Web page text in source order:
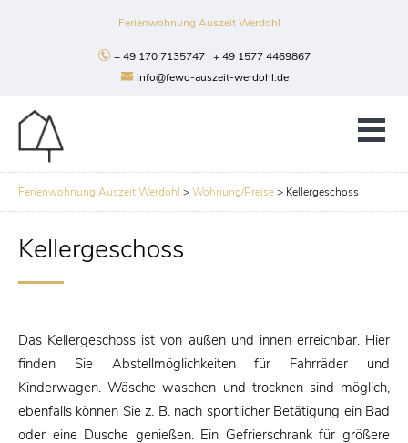
Ferienwohnung Auszeit Werdohl
+ 49 170 7135747 | + 49 1577 4469867
info@fewo-auszeit-werdohl.de
Ferienwohnung Auszeit Werdohl >Wohnung/Preise> Kellergeschoss
Kellergeschoss
Das Kellergeschoss ist von außen und innen erreichbar. Hier
finden Sie Abstellmöglichkeiten für Fahrräder und
Kinderwagen. Wäsche waschen und trocknen sind möglich,
ebenfalls können Sie z. B. nach sportlicher Betätigung ein Bad
oder eine Dusche genießen. Ein Gefrierschrank für größere